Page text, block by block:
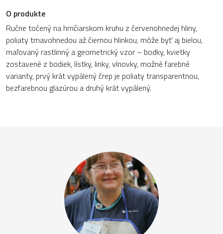
O produkte
Ručne točený na hrnčiarskom kruhu z červenohnedej hliny,
poliaty tmavohnedou až čiernou hlinkou, môže byť aj bielou,
maľovaný rastlinný a geometrický vzor – bodky, kvietky
zostavené z bodiek, lístky, linky, vlnovky, možné farebné
varianty, prvý krát vypálený črep je poliaty transparentnou,
bezfarebnou glazúrou a druhý krát vypálený.